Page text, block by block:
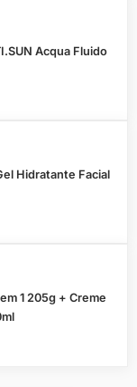
Acqua Fluido
Hidratante Facial
1 205g + Creme